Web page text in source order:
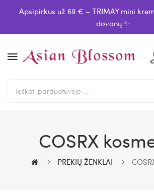
Apsipirkus už 69 € – TRIMAY mini
dovanų ✨
COSRX
PREKIŲ ŽENKLAI